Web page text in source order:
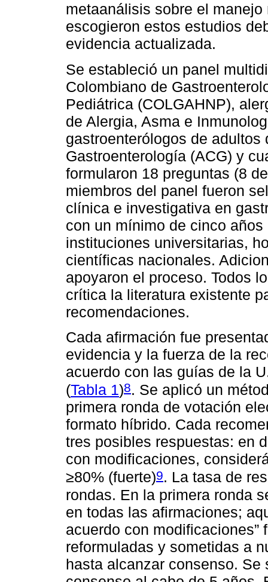
metaanálisis sobre el
escogieron estos estudios
evidencia actualizada.
Se estableció un panel
Colombiano de
Pediátrica (COLGAHNP),
de Alergia, Asma e
gastroenterólogos de
Gastroenterología (ACG) y
formularon 18 preguntas (8
miembros del panel fueron
clínica e investigativa en
con un mínimo de cinco
instituciones universitarias,
científicas nacionales.
apoyaron el proceso. Todos
crítica la literatura existente
recomendaciones.
Cada afirmación fue
evidencia y la fuerza de la
acuerdo con las guías de la
(Tabla 1)8. Se aplicó un
primera ronda de votación
formato híbrido. Cada
tres posibles respuestas: en
con modificaciones,
≥80% (fuerte)9. La tasa de
rondas. En la primera ronda
en todas las afirmaciones;
acuerdo con
reformuladas y sometidas a
hasta alcanzar consenso.